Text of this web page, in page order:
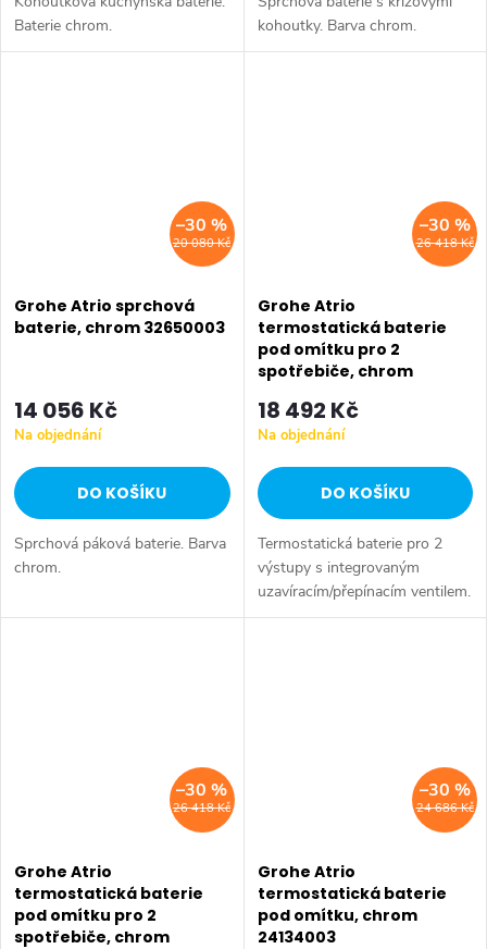
Baterie chrom.
kohoutky. Barva chrom.
20 080 Kč
–30 %
Grohe Atrio sprchová
baterie, chrom 32650003
14 056 Kč
Na objednání
DO KOŠÍKU
Sprchová páková baterie. Barva
chrom.
26 418 Kč
–30 %
Grohe Atrio
termostatická baterie
pod omítku pro 2
spotřebiče, chrom
18 492 Kč
Na objednání
DO KOŠÍKU
Termostatická baterie pro 2
výstupy s integrovaným
uzavíracím/přepínacím ventilem.
Barva chrom.
26 418 Kč
–30 %
Grohe Atrio
termostatická baterie
pod omítku pro 2
spotřebiče, chrom
24 686 Kč
–30 %
Grohe Atrio
termostatická baterie
pod omítku, chrom
24134003